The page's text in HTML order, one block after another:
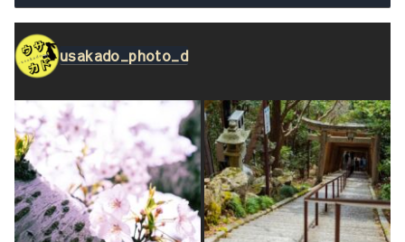
usakado_photo_d